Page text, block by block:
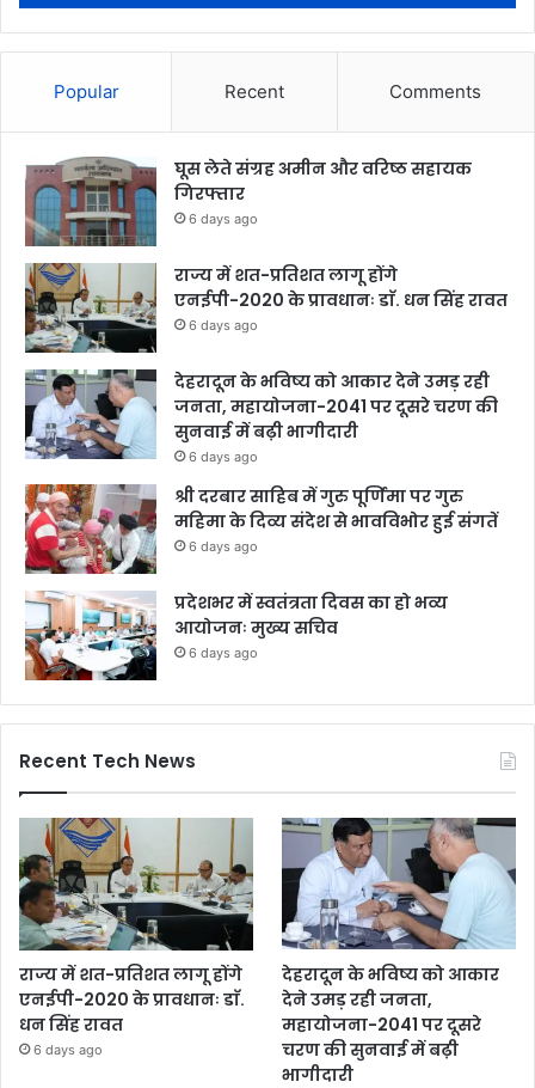
Popular Recent Comments
घूस लेते संग्रह अमीन और वरिष्ठ सहायक
गिरफ्तार
6 days ago
राज्य में शत-प्रतिशत लागू होंगे
एनईपी-2020 के प्रावधानः डाॅ. धन सिंह रावत
6 days ago
देहरादून के भविष्य को आकार देने उमड़ रही
जनता, महायोजना-2041 पर दूसरे चरण की
सुनवाई में बढ़ी भागीदारी
6 days ago
श्री दरबार साहिब में गुरु पूर्णिमा पर गुरु
महिमा के दिव्य संदेश से भावविभोर हुई संगतें
6 days ago
प्रदेशभर में स्वतंत्रता दिवस का हो भव्य
आयोजनः मुख्य सचिव
6 days ago
Recent Tech News
राज्य में शत-प्रतिशत लागू होंगे
एनईपी-2020 के प्रावधानः डाॅ.
धन सिंह रावत
6 days ago
देहरादून के भविष्य को आकार
देने उमड़ रही जनता,
महायोजना-2041 पर दूसरे
चरण की सुनवाई में बढ़ी
भागीदारी